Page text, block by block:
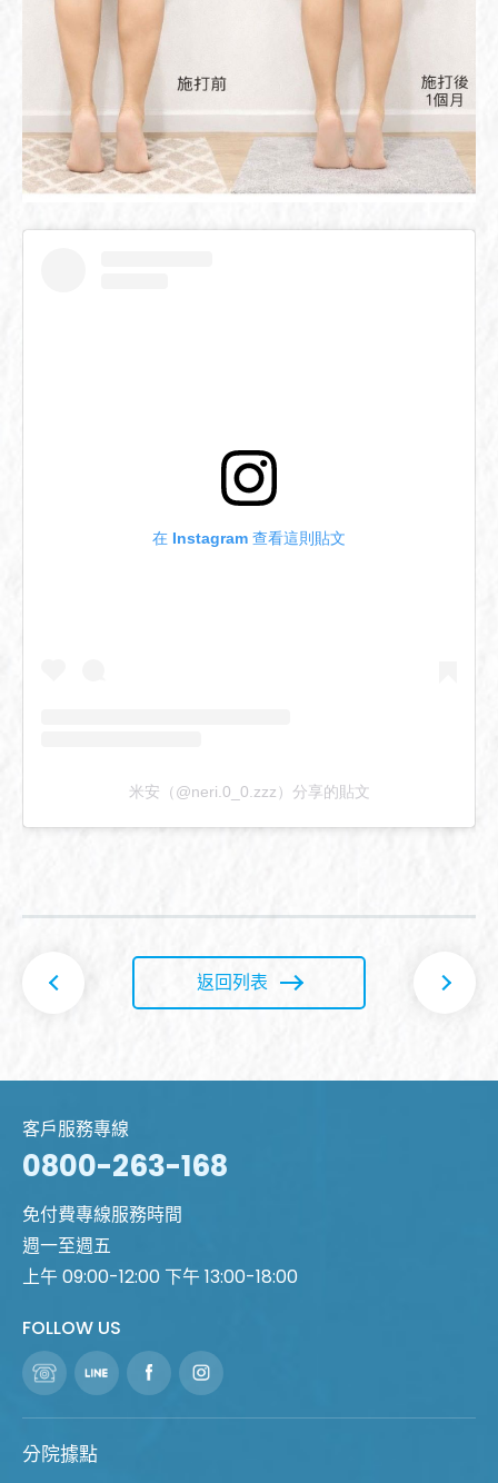
在 Instagram 查看這則貼文
米安（@neri.0_0.zzz）分享的貼文
返回列表
客戶服務專線
0800-263-168
免付費專線服務時間
週一至週五
上午 09:00-12:00 下午 13:00-18:00
FOLLOW US
分院據點